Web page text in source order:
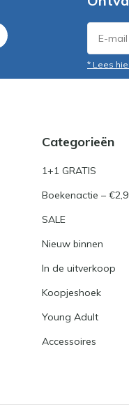
* Lees
Categorieën
1+1 GRATIS
Boekenactie –
SALE
Nieuw binnen
In de uitverkoop
Koopjeshoek
Young Adult
Accessoires